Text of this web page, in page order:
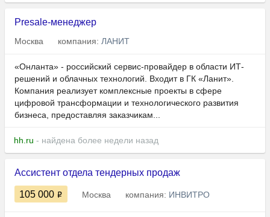
Presale-менеджер
Москва компания: ЛАНИТ
«Онланта» - российский сервис-провайдер в области ИТ-
решений и облачных технологий. Входит в ГК «Ланит».
Компания реализует комплексные проекты в сфере
цифровой трансформации и технологического развития
бизнеса, предоставляя заказчикам...
hh.ru - найдена более недели назад
Ассистент отдела тендерных продаж
105 000 Москва компания: ИНВИТРО